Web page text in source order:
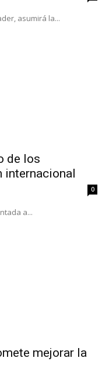
asumirá la...
de los
internacional
0
a...
mejorar la